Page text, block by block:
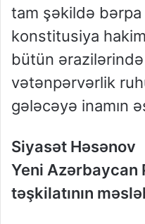
tam şəkildə
konstitusiya
bütün
vətənpərvərlik
gələcəyə inamın
Siyasət Həsənov
Yeni Azərbaycan
təşkilatının